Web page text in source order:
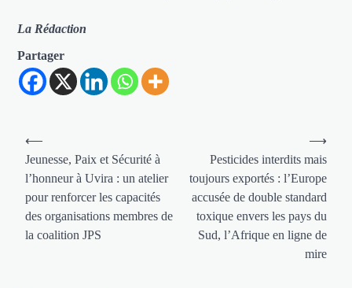
La Rédaction
Partager
Navigation
de
l’article
⟵
Jeunesse, Paix et Sécurité à
l’honneur à Uvira : un atelier
pour renforcer les capacités
des organisations membres de
la coalition JPS
Pesticides interdits mais
toujours exportés : l’Europe
accusée de double standard
toxique envers les pays du
Sud, l’Afrique en ligne de
mire
⟶